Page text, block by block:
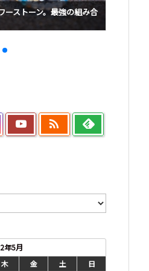
ーストーン。最強の組み合

年5月
木 金 土
日